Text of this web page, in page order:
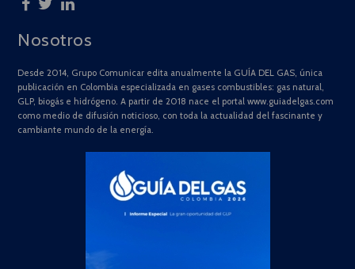
Nosotros
Desde 2014, Grupo Comunicar edita anualmente la GUÍA DEL GAS, única
publicación en Colombia especializada en gases combustibles: gas natural,
GLP, biogás e hidrógeno. A partir de 2018 nace el portal www.guiadelgas.com
como medio de difusión noticioso, con toda la actualidad del fascinante y
cambiante mundo de la energía.